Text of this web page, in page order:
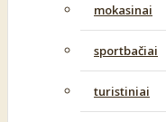
mokasinai
sportbačiai
turistiniai